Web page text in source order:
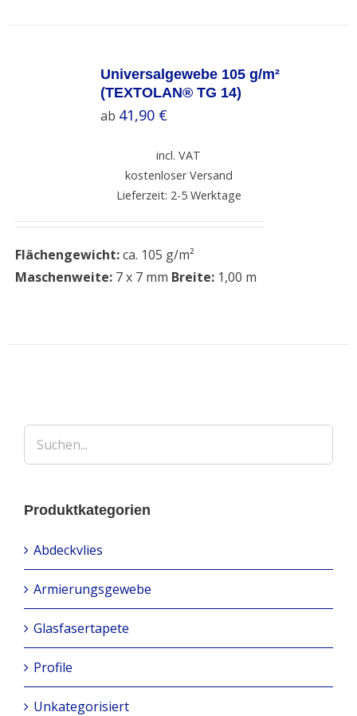
Universalgewebe 105 g/m²
(TEXTOLAN® TG 14)
ab 41,90 €
incl. VAT
kostenloser Versand
Lieferzeit: 2-5 Werktage
Flächengewicht:ca. 105 g/m²
Maschenweite:7 x 7 mm Breite:1,00 m
Produktkategorien
Abdeckvlies
Armierungsgewebe
Glasfasertapete
Profile
Unkategorisiert